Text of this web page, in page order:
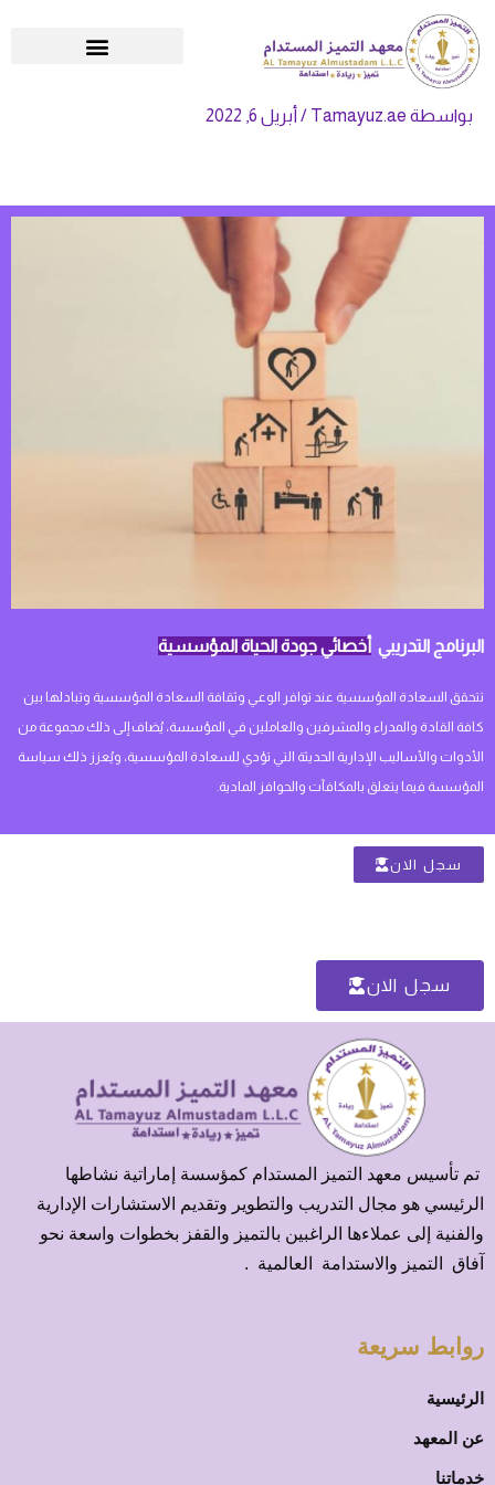
تخطي
إلى
المحتوى
بواسطة Tamayuz.ae
/ أبريل 6, 2022
البرنامج التدريبي أخصائي جودة الحياة المؤسسية
تتحقق السعادة المؤسسية عند توافر الوعي وثقافة السعادة المؤسسية وتبادلها بين
كافة القادة والمدراء والمشرفين والعاملين في المؤسسة، يُضاف إلى ذلك مجموعة من
الأدوات والأساليب الإدارية الحديثة التي تؤدي للسعادة المؤسسية، ويُعزز ذلك سياسة
المؤسسة فيما يتعلق بالمكافآت والحوافز المادية.
سجل الان
سجل الان
تم تأسيس معهد التميز المستدام كمؤسسة إماراتية نشاطها
الرئيسي هو مجال التدريب والتطوير وتقديم الاستشارات الإدارية
والفنية إلى عملاءها الراغبين بالتميز والقفز بخطوات واسعة نحو
آفاق التميز والاستدامة العالمية .
روابط سريعة
الرئيسية
عن المعهد
خدماتنا